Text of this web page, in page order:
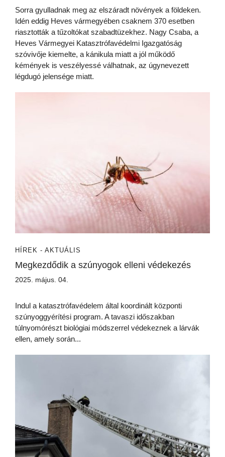
Sorra gyulladnak meg az elszáradt növények a földeken.
Idén eddig Heves vármegyében csaknem 370 esetben
riasztották a tűzoltókat szabadtüzekhez. Nagy Csaba, a
Heves Vármegyei Katasztrófavédelmi Igazgatóság
szóvivője kiemelte, a kánikula miatt a jól működő
kémények is veszélyessé válhatnak, az úgynevezett
légdugó jelensége miatt.
HÍREK - AKTUÁLIS
Megkezdődik a szúnyogok elleni védekezés
2025. május. 04.
Indul a katasztrófavédelem által koordinált központi
szúnyoggyérítési program. A tavaszi időszakban
túlnyomórészt biológiai módszerrel védekeznek a lárvák
ellen, amely során...